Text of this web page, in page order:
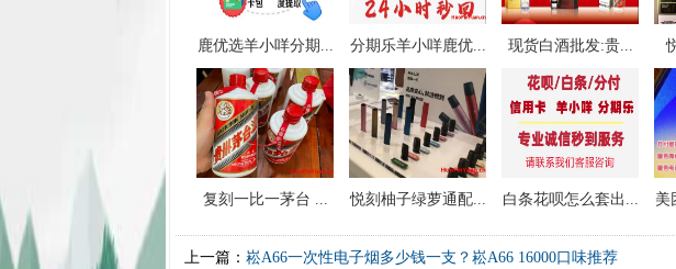
鹿优选羊小咩分期... 分期乐羊小咩鹿优... 现货白酒批发:贵...
复刻一比一茅台 ... 悦刻柚子绿萝通配... 白条花呗怎么套出... 美
上一篇： 崧A66一次性电子烟多少钱一支？崧A66 16000口味推荐